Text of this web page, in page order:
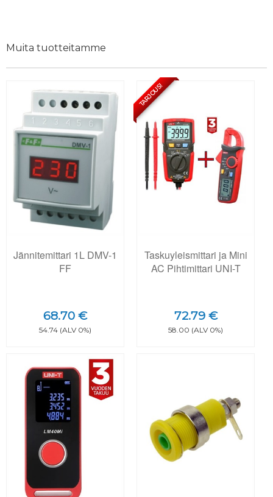
Muita tuotteitamme
Jännitemittari 1L DMV-1
FF
68.70 €
54.74 (ALV 0%)
TARJOUS!
Taskuyleismittari ja Mini
AC Pihtimittari UNI-T
72.79 €
58.00 (ALV 0%)